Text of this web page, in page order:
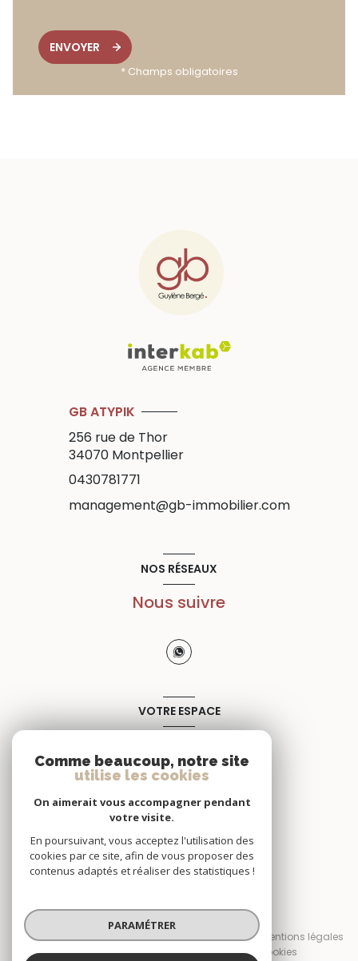
ENVOYER
* Champs obligatoires
GB ATYPIK
256 rue de Thor
34070 Montpellier
0430781771
management@gb-immobilier.com
NOS RÉSEAUX
Nous suivre
VOTRE ESPACE
SE CONNECTER
© 2026 | Tous droits réservés
Nos honoraires
Nos partenaires
Mentions légales
Admin
Politique RGPD Cookies
Comme beaucoup, notre site
utilise les cookies
On aimerait vous accompagner pendant
votre visite.
En poursuivant, vous acceptez l'utilisation des
cookies par ce site, afin de vous proposer des
contenus adaptés et réaliser des statistiques !
PARAMÉTRER